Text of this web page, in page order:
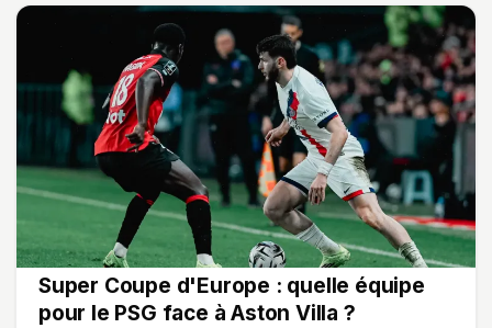
Super Coupe d'Europe : quelle équipe
pour le PSG face à Aston Villa ?